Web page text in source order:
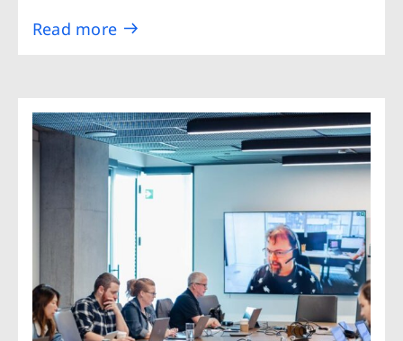
Read more